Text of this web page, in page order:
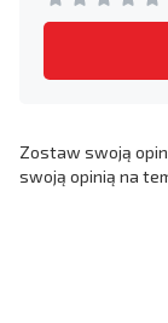
Zostaw swoją
swoją opinią na